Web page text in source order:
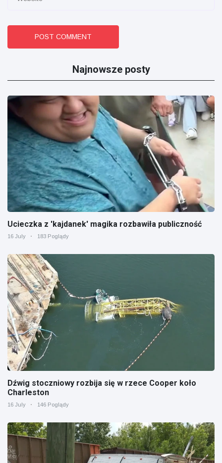
POST COMMENT
Najnowsze posty
Ucieczka z 'kajdanek' magika rozbawiła publiczność
16 July 183 Poglądy
Dźwig stoczniowy rozbija się w rzece Cooper koło
Charleston
16 July 146 Poglądy